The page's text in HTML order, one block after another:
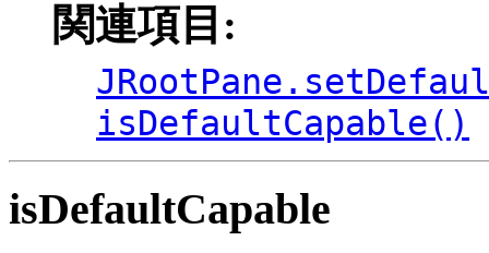
関連項目:
isDefaultCapable()
isDefaultCapable